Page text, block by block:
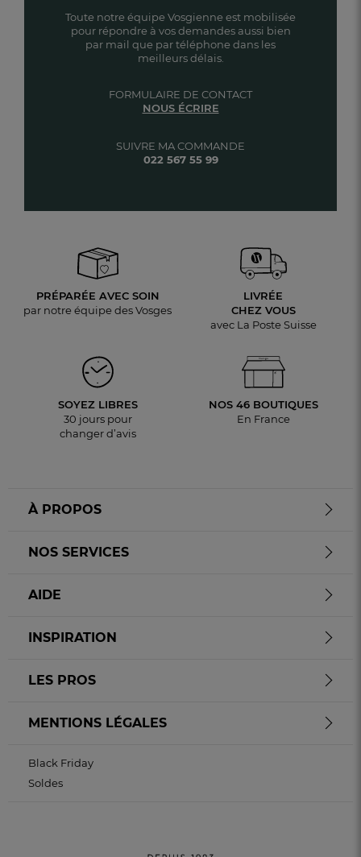
Toute notre équipe Vosgienne est mobilisée
pour répondre à vos demandes aussi bien
par mail que par téléphone dans les
meilleurs délais.
SUIVRE MA COMMANDE
022 567 55 99
FORMULAIRE DE CONTACT
NOUS ÉCRIRE
PRÉPARÉE AVEC SOIN
par notre équipe des Vosges
LIVRÉE
CHEZ VOUS
avec La Poste Suisse
SOYEZ LIBRES
30 jours pour
changer d’avis
NOS 46 BOUTIQUES
En France
À PROPOS
NOS SERVICES
AIDE
INSPIRATION
LES PROS
MENTIONS LÉGALES
Black Friday
Soldes